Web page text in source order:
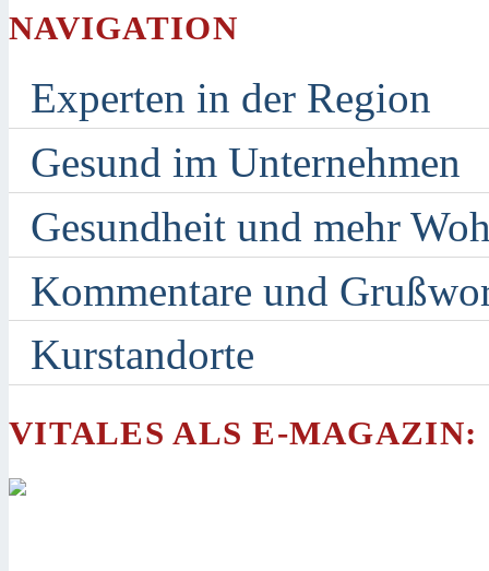
NAVIGATION
Experten in der Region
Gesund im Unternehmen
Gesundheit und mehr
Kommentare und
Kurstandorte
VITALES ALS E-MAGAZIN: